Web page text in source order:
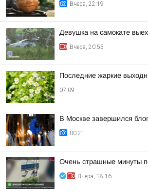
Вчера, 22:19
Девушка на самокате
Вчера, 20:55
Последние жаркие
07:09
В Москве завершился
00:21
Очень страшные минуты
Вчера, 18:16